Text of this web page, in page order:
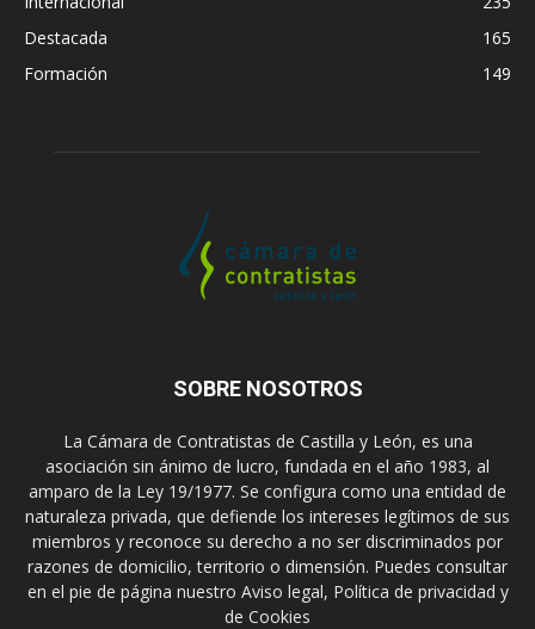
Destacada
165
Formación
149
SOBRE NOSOTROS
La Cámara de Contratistas de Castilla y León, es una
asociación sin ánimo de lucro, fundada en el año 1983, al
amparo de la Ley 19/1977. Se configura como una entidad de
naturaleza privada, que defiende los intereses legítimos de sus
miembros y reconoce su derecho a no ser discriminados por
razones de domicilio, territorio o dimensión. Puedes consultar
en el pie de página nuestro Aviso legal, Política de privacidad y
de Cookies